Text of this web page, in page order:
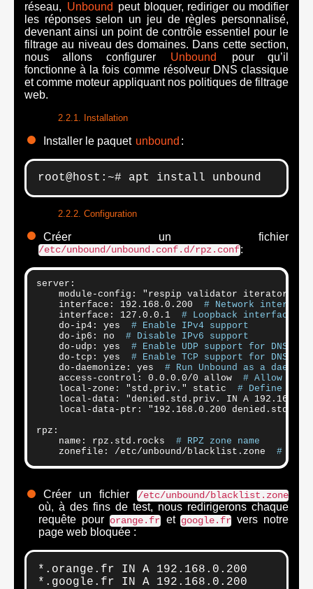
réseau, Unbound peut bloquer, rediriger ou modifier
les réponses selon un jeu de règles personnalisé,
devenant ainsi un point de contrôle essentiel pour le
filtrage au niveau des domaines. Dans cette section,
nous allons configurer
Unbound
pour qu’il
fonctionne à la fois comme résolveur DNS classique
et comme moteur appliquant nos politiques de filtrage
web.
Installation
Installer le paquet unbound :
root@host:~# apt install unbound
Configuration
Créer un fichier
/etc/unbound/unbound.conf.d/rpz.conf:
server:
    module-config: "respip validator iterator"
    interface: 192.168.0.200
# Network interface
    interface: 127.0.0.1
# Loopback interface
    do-ip4: yes
# Enable IPv4 support
    do-ip6: no
# Disable IPv6 support
    do-udp: yes
# Enable UDP support for DNS
    do-tcp: yes
# Enable TCP support for DNS
    do-daemonize: yes
# Run Unbound as a
    access-control: 0.0.0.0/0 allow
# Allow all
    local-zone: "std.priv." static
# Define a
local-data: "denied.std.priv. IN A
local-data-ptr: "192.168.0.200
rpz:
    name: rpz.std.rocks
# RPZ zone name
    zonefile: /etc/unbound/blacklist.zone
#
Créer un fichier/etc/unbound/blacklist.zone
où, à des fins de test, nous redirigerons chaque
requête pour orange.fretgoogle.fr vers notre
page web bloquée :
*.orange.fr IN A 192.168.0.200
*.google.fr IN A 192.168.0.200